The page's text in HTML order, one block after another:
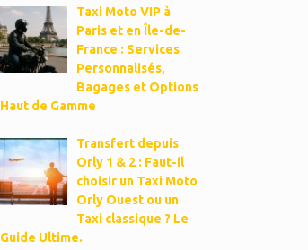
Taxi Moto VIP à
Paris et en Île-de-
France : Services
Personnalisés,
Bagages et Options
Haut de Gamme
Transfert depuis
Orly 1 & 2 : Faut-il
choisir un Taxi Moto
Orly Ouest ou un
Taxi classique ? Le
Guide Ultime.